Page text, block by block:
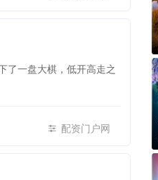
了一盘大棋，低开高走之
配资门户网